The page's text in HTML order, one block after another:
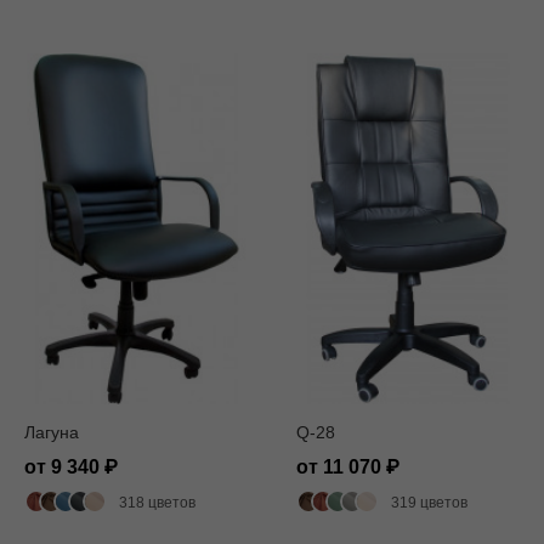
Лагуна
от 9 340
318 цветов
Q-28
от 11 070
319 цветов